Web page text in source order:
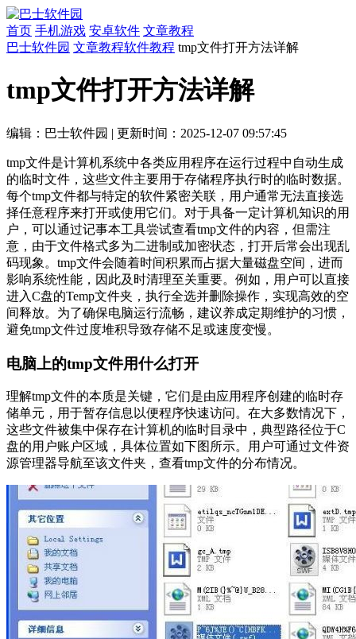
首页 手机游戏 安卓软件 文章教程
巴士软件园 文章教程软件教程 tmp文件打开方法详解
tmp文件打开方法详解
编辑：巴士软件园 | 更新时间：2025-12-07 09:57:45
tmp文件是计算机系统中各类应用程序在运行过程中自动生成
的临时文件，这些文件主要用于存储程序执行时的临时数据。
每个tmp文件都与特定的软件紧密关联，用户通常无法直接选
择任意程序来打开或使用它们。对于具备一定计算机知识的用
户，可以通过记事本工具尝试查看tmp文件的内容，但需注
意，由于文件格式多为二进制或加密状态，打开后常会出现乱
码现象。tmp文件会随着时间积累而占据大量磁盘空间，进而
影响系统性能，因此及时清理至关重要。例如，用户可以直接
进入C盘的Temp文件夹，执行全选并删除操作，实现高效的空
间释放。为了确保电脑运行流畅，建议养成定期维护的习惯，
避免tmp文件过度堆积导致存储不足或速度变慢。
电脑上的tmp文件用什么打开
理解tmp文件的本质是关键，它们是由应用程序创建的临时存
储单元，用于暂存信息以便程序快速访问。在大多数情况下，
这些文件被集中保存在计算机的临时目录中，典型路径位于C
盘的用户账户区域，具体位置如下图所示。用户可通过文件资
源管理器导航至该文件夹，查看tmp文件的分布情况。